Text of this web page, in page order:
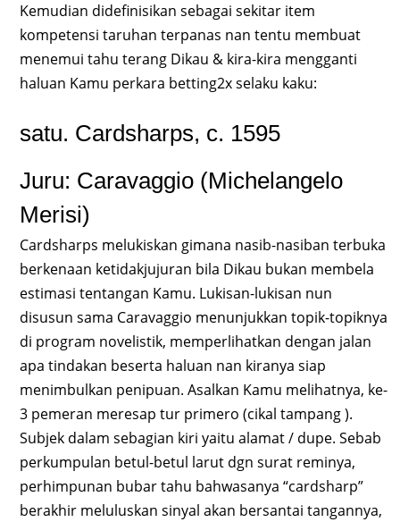
Kemudian didefinisikan sebagai sekitar item
kompetensi taruhan terpanas nan tentu membuat
menemui tahu terang Dikau & kira-kira mengganti
haluan Kamu perkara betting2x selaku kaku:
satu. Cardsharps, c. 1595
Juru: Caravaggio (Michelangelo
Merisi)
Cardsharps melukiskan gimana nasib-nasiban terbuka
berkenaan ketidakjujuran bila Dikau bukan membela
estimasi tentangan Kamu. Lukisan-lukisan nun
disusun sama Caravaggio menunjukkan topik-topiknya
di program novelistik, memperlihatkan dengan jalan
apa tindakan beserta haluan nan kiranya siap
menimbulkan penipuan. Asalkan Kamu melihatnya, ke-
3 pemeran meresap tur primero (cikal tampang ).
Subjek dalam sebagian kiri yaitu alamat / dupe. Sebab
perkumpulan betul-betul larut dgn surat reminya,
perhimpunan bubar tahu bahwasanya “cardsharp”
berakhir meluluskan sinyal akan bersantai tangannya,